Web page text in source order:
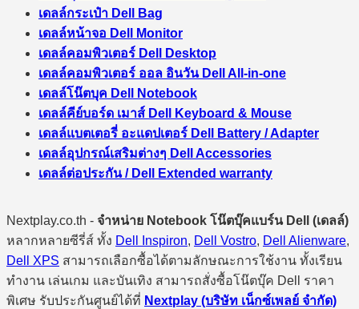
เดลล์กระเป๋า Dell Bag
เดลล์หน้าจอ Dell Monitor
เดลล์คอมพิวเตอร์ Dell Desktop
เดลล์คอมพิวเตอร์ ออล อินวัน Dell All-in-one
เดลล์โน๊ตบุค Dell Notebook
เดลล์คีย์บอร์ด เมาส์ Dell Keyboard & Mouse
เดลล์แบตเตอรี่ อะแดปเตอร์ Dell Battery / Adapter
เดลล์อุปกรณ์เสริมต่างๆ Dell Accessories
เดลล์ต่อประกัน / Dell Extended warranty
Nextplay.co.th - จำหน่าย Notebook โน๊ตบุ๊คแบร์น Dell (เดลล์)
หลากหลายซีรี่ส์ ทั้ง Dell Inspiron, Dell Vostro, Dell Alienware,
Dell XPS สามารถเลือกซื้อได้ตามลักษณะการใช้งาน ทั้งเรียน
ทำงาน เล่นเกม และบันเทิง สามารถสั่งซื้อโน๊ตบุ๊ค Dell ราคา
พิเศษ รับประกันศูนย์ได้ที่ Nextplay (บริษัท เน็กซ์เพลย์ จำกัด)